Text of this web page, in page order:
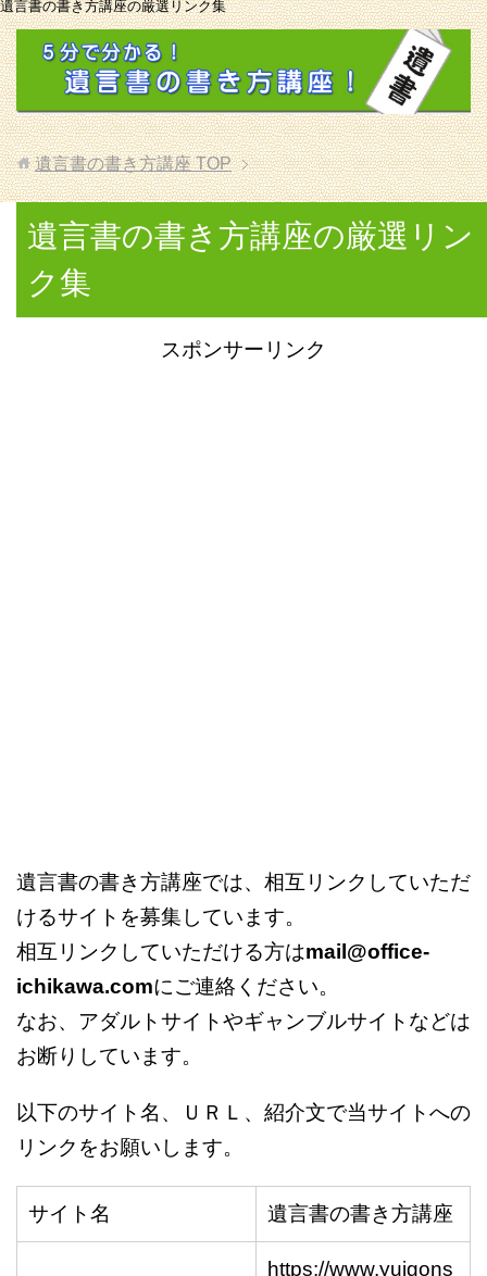
遺言書の書き方講座の厳選リンク集
遺言書の書き方講座TOP
遺言書の書き方講座の厳選リン
ク集
スポンサーリンク
遺言書の書き方講座では、相互リンクしていただ
けるサイトを募集しています。
相互リンクしていただける方はmail@office-
ichikawa.comにご連絡ください。
なお、アダルトサイトやギャンブルサイトなどは
お断りしています。
以下のサイト名、ＵＲＬ、紹介文で当サイトへの
リンクをお願いします。
サイト名 遺言書の書き方講座
https://www.yuigons